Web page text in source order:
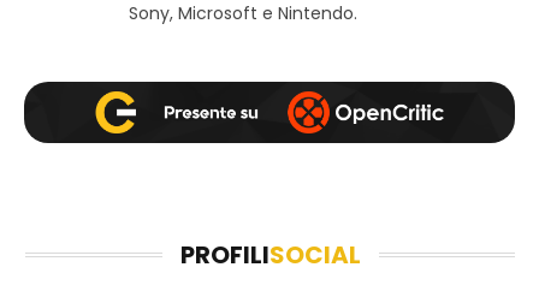
Sony, Microsoft e Nintendo.
PROFILISOCIAL